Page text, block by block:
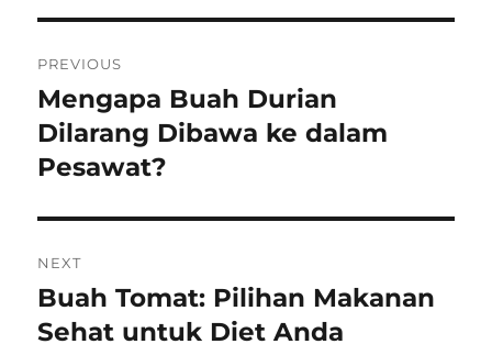
navigation
PREVIOUS
Previous
post:
Mengapa Buah Durian
Dilarang Dibawa ke dalam
Pesawat?
NEXT
Next
post:
Buah Tomat: Pilihan Makanan
Sehat untuk Diet Anda